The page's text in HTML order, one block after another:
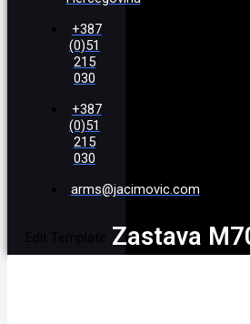
+387
(0)51
215
030
+387
(0)51
215
030
arms@jacimovic.com
Edit Template Zastava